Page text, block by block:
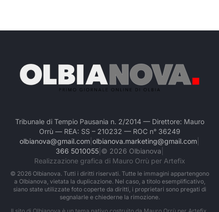
Tribunale di Tempio Pausania n. 2/2014 — Direttore: Mauro
Orrù — REA: SS – 210232 — ROC n° 36249
olbianova@gmail.com olbianova.marketing@gmail.com
366 5010055| © 2026 Olbianova
Realizzazione grafica di Mauro Orrù per Artefix
© 2026Olbianova. Tutti i diritti riservati. Tutte le immagini appartengono
a Olbianova, vietata la duplicazione. Nel caso, a titolo esemplificativo,
siano state utilizzate foto coperte da diritti, i proprietari sono pregati di
segnalarle e chiederne la rimozione.